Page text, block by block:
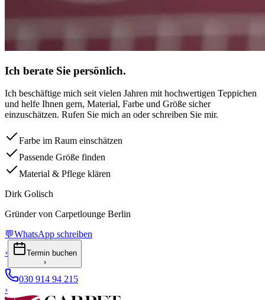
Ich berate Sie persönlich.
Ich beschäftige mich seit vielen Jahren mit hochwertigen Teppichen
und helfe Ihnen gern, Material, Farbe und Größe sicher
einzuschätzen. Rufen Sie mich an oder schreiben Sie mir.
Farbe im Raum einschätzen
Passende Größe finden
Material & Pflege klären
Dirk Golisch
Gründer von Carpetlounge Berlin
💬WhatsApp schreiben
›
Termin buchen
›
030 914 94 215
›